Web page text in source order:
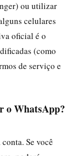
ou utilizar
celulares
oficial é o
(como
de serviço e
o WhatsApp?
Se você